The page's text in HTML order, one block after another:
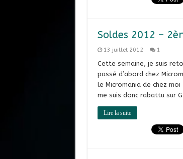
Soldes 2012 –
13 juillet 2012 1
Cette semaine, je suis
passé d’abord chez
le Micromania de chez
me suis donc rabattu sur
Lire la suite